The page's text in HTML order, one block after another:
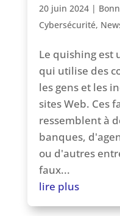
20 juin 2024|
Cybersécurité,
Le quishing est
qui utilise des
les gens et les
sites Web. Ces
ressemblent à
banques,
ou d'autres
faux...
lire plus